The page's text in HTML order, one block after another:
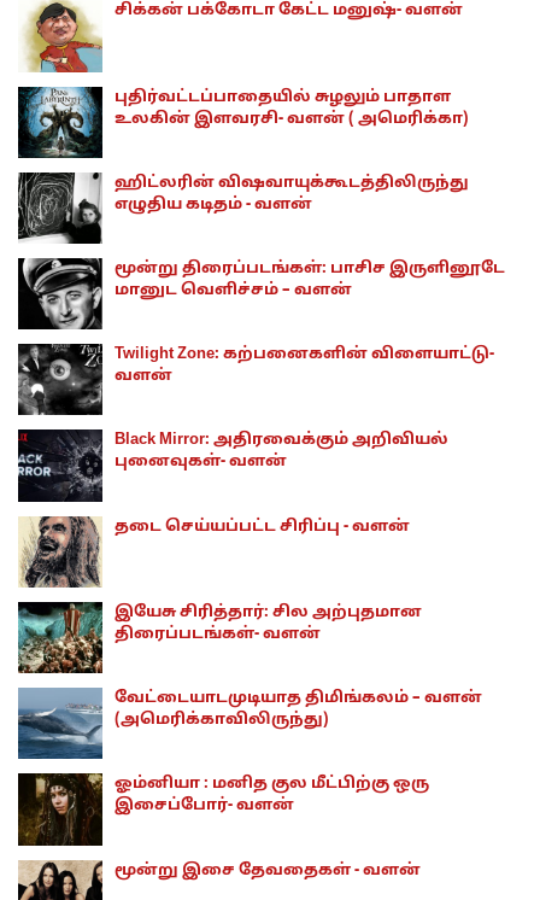
சிக்கன் பக்கோடா கேட்ட மனுஷ்- வளன்
புதிர்வட்டப்பாதையில் சுழலும் பாதாள
உலகின் இளவரசி- வளன் ( அமெரிக்கா)
ஹிட்லரின் விஷவாயுக்கூடத்திலிருந்து
எழுதிய கடிதம் - வளன்
மூன்று திரைப்படங்கள்: பாசிச இருளினூடே
மானுட வெளிச்சம் – வளன்
Twilight Zone: கற்பனைகளின் விளையாட்டு-
வளன்
Black Mirror: அதிரவைக்கும் அறிவியல்
புனைவுகள்- வளன்
தடை செய்யப்பட்ட சிரிப்பு - வளன்
இயேசு சிரித்தார்: சில அற்புதமான
திரைப்படங்கள்- வளன்
வேட்டையாடமுடியாத திமிங்கலம் – வளன்
(அமெரிக்காவிலிருந்து)
ஓம்னியா : மனித குல மீட்பிற்கு ஒரு
இசைப்போர்- வளன்
மூன்று இசை தேவதைகள் - வளன்